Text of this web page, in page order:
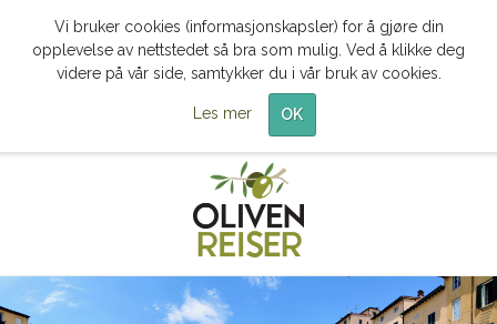
Vi bruker cookies (informasjonskapsler) for å gjøre din
opplevelse av nettstedet så bra som mulig. Ved å klikke deg
videre på vår side, samtykker du i vår bruk av cookies.
Les mer OK